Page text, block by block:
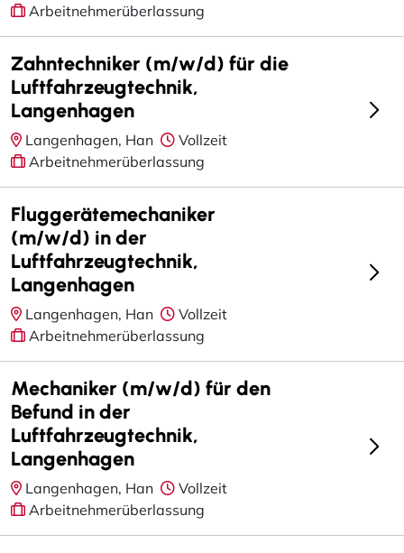
Arbeitnehmerüberlassung
Zahntechniker (m/w/d) für die
Luftfahrzeugtechnik,
Langenhagen
Langenhagen, Han
Vollzeit
Arbeitnehmerüberlassung
Fluggerätemechaniker
(m/w/d) in der
Luftfahrzeugtechnik,
Langenhagen
Langenhagen, Han
Vollzeit
Arbeitnehmerüberlassung
Mechaniker (m/w/d) für den
Befund in der
Luftfahrzeugtechnik,
Langenhagen
Langenhagen, Han
Vollzeit
Arbeitnehmerüberlassung